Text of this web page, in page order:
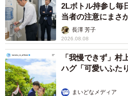
2Lボトル持参し毎
当者の注意にまさ
説】長澤 芳子
2026.08.08
「我慢できず」村
ハグ「可愛いふた
まいどなメディア